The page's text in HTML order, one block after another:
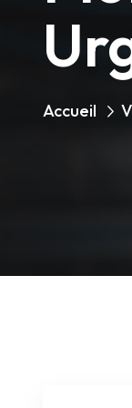
Accueil